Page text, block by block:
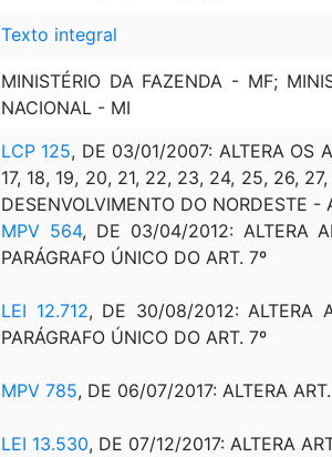
Texto integral
MINISTÉRIO DA FAZENDA - MF;
NACIONAL - MI
LCP 125, DE 03/01/2007: ALTERA OS
17, 18, 19, 20, 21, 22, 23, 24, 25, 26,
DESENVOLVIMENTO DO NORDESTE
MPV 564, DE 03/04/2012: ALTERA
PARÁGRAFO ÚNICO DO ART. 7º
LEI 12.712, DE 30/08/2012: ALTERA
PARÁGRAFO ÚNICO DO ART. 7º
MPV 785, DE 06/07/2017: ALTERA
LEI 13.530, DE 07/12/2017: ALTERA